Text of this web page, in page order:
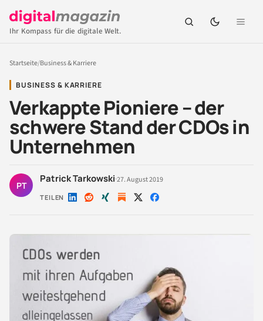
Ihr Kompass für die digitale Welt.
Startseite/Business & Karriere
BUSINESS & KARRIERE
Verkappte Pioniere – der
schwere Stand der CDOs in
Unternehmen
PT
Patrick Tarkowski·27. August 2019
TEILEN Auf Auf Auf Auf Auf